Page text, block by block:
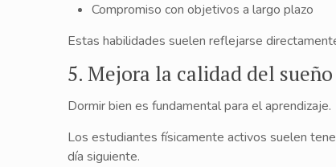
Compromiso con objetivos a largo plazo
Estas habilidades suelen reflejarse
5. Mejora la calidad del sueño
Dormir bien es fundamental para el aprendizaje.
Los estudiantes físicamente activos suelen
día siguiente.